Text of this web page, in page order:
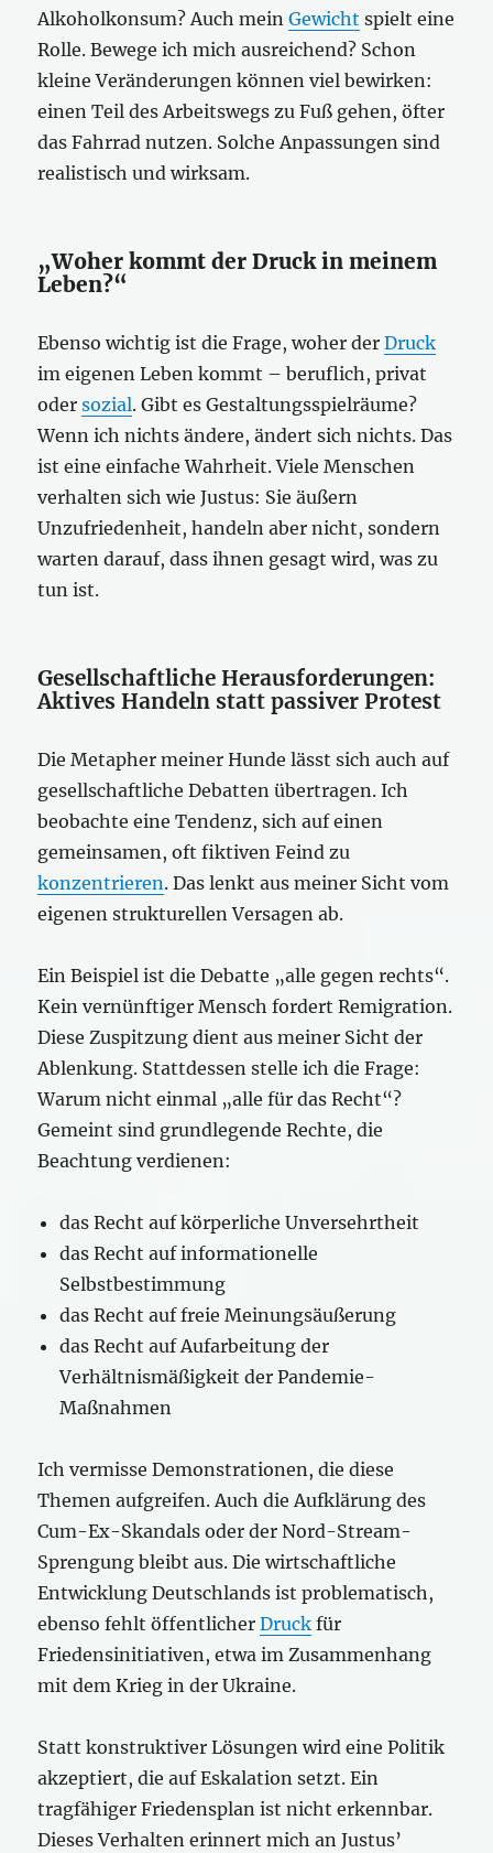
Alkoholkonsum? Auch meinGewicht spielt eine
Rolle. Bewege ich mich ausreichend? Schon
kleine Veränderungen können viel bewirken:
einen Teil des Arbeitswegs zu Fuß gehen, öfter
das Fahrrad nutzen. Solche Anpassungen sind
realistisch und wirksam.
„Woher kommt der Druck in meinem
Leben?“
Ebenso wichtig ist die Frage, woher derDruck
im eigenen Leben kommt – beruflich, privat
odersozial. Gibt es Gestaltungsspielräume?
Wenn ich nichts ändere, ändert sich nichts. Das
ist eine einfache Wahrheit. Viele Menschen
verhalten sich wie Justus: Sie äußern
Unzufriedenheit, handeln aber nicht, sondern
warten darauf, dass ihnen gesagt wird, was zu
tun ist.
Gesellschaftliche Herausforderungen:
Aktives Handeln statt passiver Protest
Die Metapher meiner Hunde lässt sich auch auf
gesellschaftliche Debatten übertragen. Ich
beobachte eine Tendenz, sich auf einen
gemeinsamen, oft fiktiven Feind zu
konzentrieren. Das lenkt aus meiner Sicht vom
eigenen strukturellen Versagen ab.
Ein Beispiel ist die Debatte „alle gegen rechts“.
Kein vernünftiger Mensch fordert Remigration.
Diese Zuspitzung dient aus meiner Sicht der
Ablenkung. Stattdessen stelle ich die Frage:
Warum nicht einmal „alle für das Recht“?
Gemeint sind grundlegende Rechte, die
Beachtung verdienen:
das Recht auf körperliche Unversehrtheit
das Recht auf informationelle
Selbstbestimmung
das Recht auf freie Meinungsäußerung
das Recht auf Aufarbeitung der
Verhältnismäßigkeit der Pandemie-
Maßnahmen
Ich vermisse Demonstrationen, die diese
Themen aufgreifen. Auch die Aufklärung des
Cum-Ex-Skandals oder der Nord-Stream-
Sprengung bleibt aus. Die wirtschaftliche
Entwicklung Deutschlands ist problematisch,
ebenso fehlt öffentlicherDruck für
Friedensinitiativen, etwa im Zusammenhang
mit dem Krieg in der Ukraine.
Statt konstruktiver Lösungen wird eine Politik
akzeptiert, die auf Eskalation setzt. Ein
tragfähiger Friedensplan ist nicht erkennbar.
Dieses Verhalten erinnert mich an Justus’